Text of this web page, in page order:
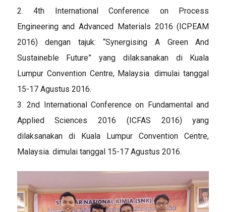
2. 4th International Conference on Process
Engineering and Advanced Materials 2016 (ICPEAM
2016) dengan tajuk: “Synergising A Green And
Sustaineble Future” yang dilaksanakan di Kuala
Lumpur Convention Centre, Malaysia. dimulai tanggal
15-17 Agustus 2016.
3. 2nd International Conference on Fundamental and
Applied Sciences 2016 (ICFAS 2016) yang
dilaksanakan di Kuala Lumpur Convention Centre,
Malaysia. dimulai tanggal 15-17 Agustus 2016.